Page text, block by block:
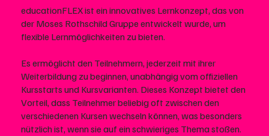
educationFLEX ist ein innovatives Lernkonzept, das von
der Moses Rothschild Gruppe entwickelt wurde, um
flexible Lernmöglichkeiten zu bieten.
Es ermöglicht den Teilnehmern, jederzeit mit ihrer
Weiterbildung zu beginnen, unabhängig vom offiziellen
Kursstarts und Kursvarianten. Dieses Konzept bietet den
Vorteil, dass Teilnehmer beliebig oft zwischen den
verschiedenen Kursen wechseln können, was besonders
nützlich ist, wenn sie auf ein schwieriges Thema stoßen.